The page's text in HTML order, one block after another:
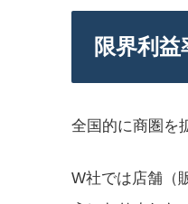
限界利
全国的に商圏を
W社では店舗（